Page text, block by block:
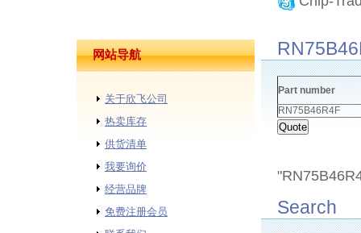
网站导航
关于欣飞公司
热卖库存
供货清单
我要询价
经营品牌
免费注册会员
Part number
RN75B46R4F
Search